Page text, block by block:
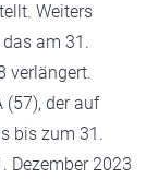
Weiters
am 31.
verlängert.
(57), der auf
bis zum 31.
Dezember 2023